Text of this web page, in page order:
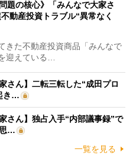
題の核心》「みんなで大家さ
動産投資トラブル“異常なく
た不動産投資商品「みんなで
迎えている…
さん】二転三転した“成田プロ
き…
さん】独占入手“内部議事録”で
思…
一覧を見る